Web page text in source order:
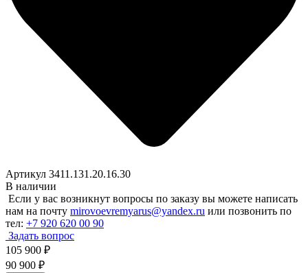
Артикул 3411.131.20.16.30
В наличии
Если у вас возникнут вопросы по заказу вы можете написать
нам на почту mirovoevremyarus@yandex.ru или позвонить по
тел: +7 920 620 00 90
Задать вопрос
105 900 ₽
90 900 ₽